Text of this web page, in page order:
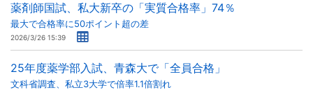
薬剤師国試、私大新卒の「実質合格率」74％
最大で合格率に50ポイント超の差
2026/3/26 15:39
25年度薬学部入試、青森大で「全員合格」
文科省調査、私立3大学で倍率1.1倍割れ